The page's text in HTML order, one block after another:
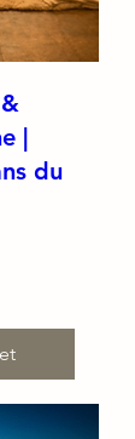
|
du